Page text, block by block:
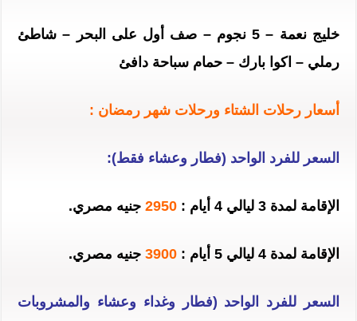
خليج نعمة – 5 نجوم – صف أول على البحر – شاطئ
رملي – اكوا بارك –حمام سباحة دافئ
أسعار رحلات الشتاء ورحلات شهر رمضان :
السعر للفرد الواحد (فطار وعشاء فقط):
الإقامة لمدة 3 ليالي 4 أيام : 2950 جنيه مصري.
الإقامة لمدة 4 ليالي 5 أيام : 3900 جنيه مصري.
السعر للفرد الواحد (فطار وغداء وعشاء والمشروبات